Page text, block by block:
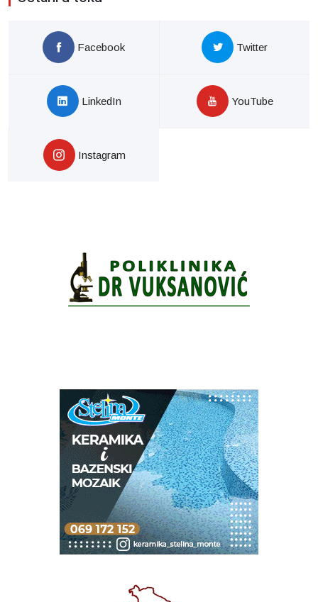
Facebook Twitter
LinkedIn YouTube
Instagram